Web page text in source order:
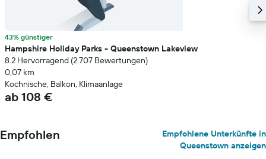
43% günstiger
Hampshire Holiday Parks - Queenstown Lakeview
8.2 Hervorragend (2.707 Bewertungen)
0,07 km
Kochnische, Balkon, Klimaanlage
ab 108 €
Empfohlen
Empfohlene Unterkünfte in
Queenstown anzeigen